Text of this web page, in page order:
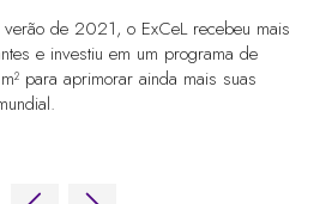
de 2021, o ExCeL recebeu mais
e investiu em um programa de
para aprimorar ainda mais suas